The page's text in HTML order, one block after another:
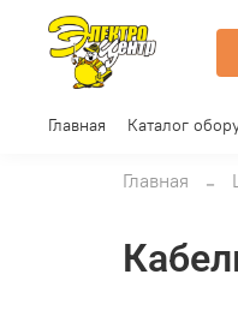
Главная Каталог
Главная